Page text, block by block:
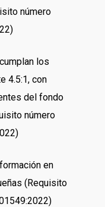
número
los
4.5:1, con
del fondo
número
en
(Requisito